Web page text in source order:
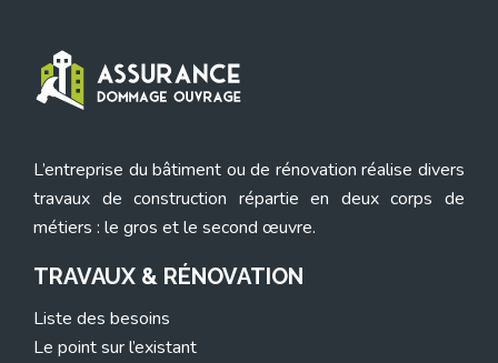
L’entreprise du bâtiment ou de rénovation réalise divers
travaux de construction répartie en deux corps de
métiers : le gros et le second œuvre.
TRAVAUX & RÉNOVATION
Liste des besoins
Le point sur l’existant